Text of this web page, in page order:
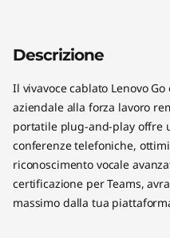
Descrizione
Il vivavoce cablato Lenovo
aziendale alla forza lavoro
portatile plug-and-play offre
conferenze telefoniche,
riconoscimento vocale
certificazione per Teams,
massimo dalla tua